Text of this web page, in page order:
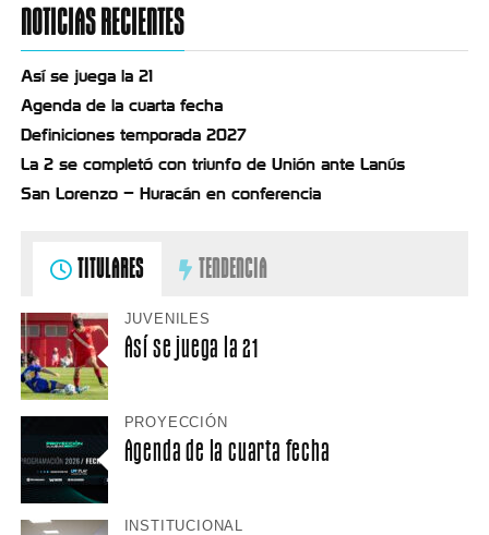
NOTICIAS RECIENTES
Así se juega la 21
Agenda de la cuarta fecha
Definiciones temporada 2027
La 2 se completó con triunfo de Unión ante Lanús
San Lorenzo – Huracán en conferencia
TITULARES TENDENCIA
JUVENILES
Así se juega la 21
PROYECCIÓN
Agenda de la cuarta fecha
INSTITUCIONAL